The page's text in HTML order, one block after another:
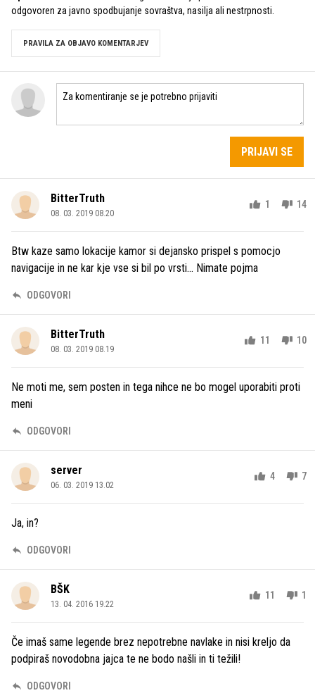
odgovoren za javno spodbujanje sovraštva, nasilja ali nestrpnosti.
PRAVILA ZA OBJAVO KOMENTARJEV
PRIJAVI SE
BitterTruth
08. 03. 2019 08.20
1 14
Btw kaze samo lokacije kamor si dejansko prispel s pomocjo
navigacije in ne kar kje vse si bil po vrsti... Nimate pojma
ODGOVORI
BitterTruth
08. 03. 2019 08.19
11 10
Ne moti me, sem posten in tega nihce ne bo mogel uporabiti proti
meni
ODGOVORI
server
06. 03. 2019 13.02
4 7
Ja, in?
ODGOVORI
BŠK
13. 04. 2016 19.22
11 1
Če imaš same legende brez nepotrebne navlake in nisi kreljo da
podpiraš novodobna jajca te ne bodo našli in ti težili!
ODGOVORI